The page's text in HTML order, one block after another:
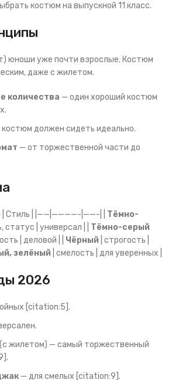
костюм на выпускной 11 класс.
юноши уже почти взрослые. Костюм
даже с жилетом.
количества — один хороший костюм
должен сидеть идеально.
— от торжественной части до
| Стиль | |——|————-|——-| | Тёмно-
статус | универсал | | Тёмно-серый
| деловой | | Чёрный | строгость |
зелёный | смелость | для уверенных |
2026
[citation:5].
(с жилетом) — самый торжественный
— для смелых [citation:9].